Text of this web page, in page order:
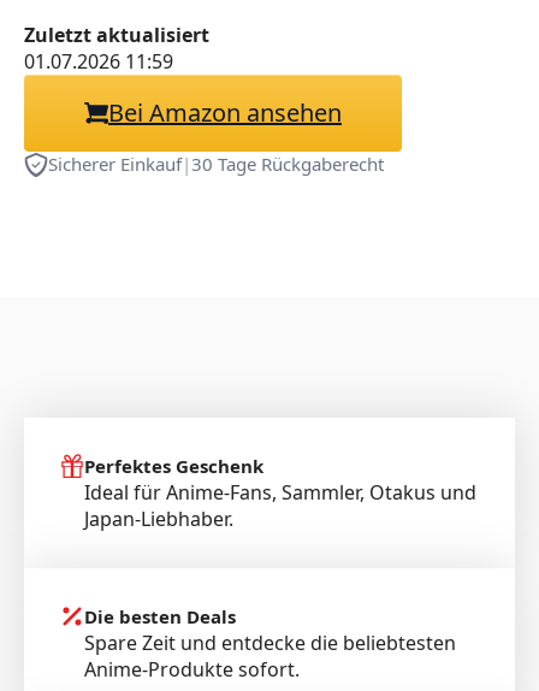
Zuletzt aktualisiert
01.07.2026 11:59
Bei Amazon ansehen
Sicherer Einkauf|30 Tage Rückgaberecht
Perfektes Geschenk
Ideal für Anime-Fans, Sammler, Otakus und
Japan-Liebhaber.
Die besten Deals
Spare Zeit und entdecke die beliebtesten
Anime-Produkte sofort.